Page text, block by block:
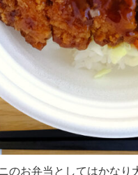
のお弁当としてはかな